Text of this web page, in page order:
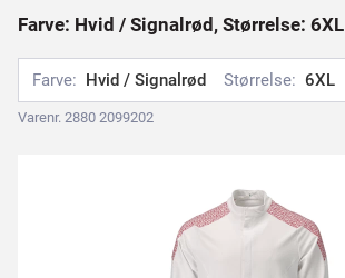
Farve: Hvid / Signalrød, Størrelse: 6XL
Farve: Hvid / Signalrød Størrelse: 6XL
Varenr. 2880 2099202